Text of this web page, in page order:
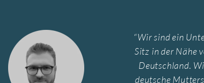
“Wir sind ein
Sitz in der Nähe
Deutschland.
deutsche